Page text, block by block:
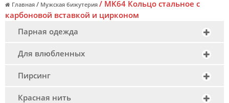
Главная / Мужская бижутерия / MK64 Кольцо стальное с
карбоновой вставкой и цирконом
Парная одежда
Для влюбленных
Пирсинг
Красная нить